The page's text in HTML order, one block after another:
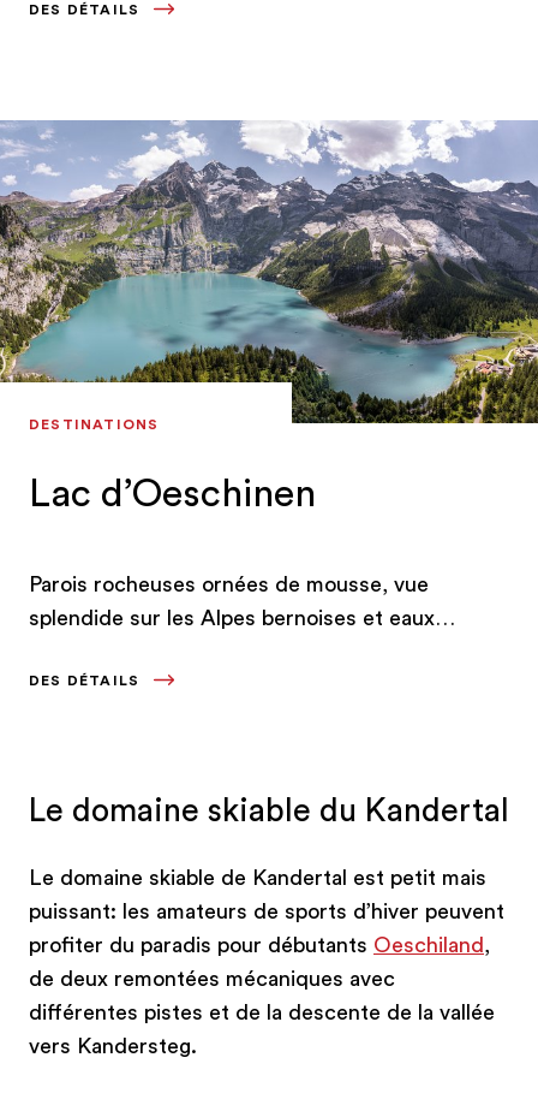
s’expliquent par sa clarté.
DES DÉTAILS
DESTINATIONS
Lac d’Oeschinen
Parois rocheuses ornées de mousse, vue
splendide sur les Alpes bernoises et eaux
comme l’une des plus beaux de Suisse, ce n’est
DES DÉTAILS
Le domaine skiable du Kandertal
Le domaine skiable de Kandertal est petit mais
puissant: les amateurs de sports d’hiver peuvent
profiter du paradis pour débutants Oeschiland ,
de deux remontées mécaniques avec
différentes pistes et de la descente de la vallée
vers Kandersteg.